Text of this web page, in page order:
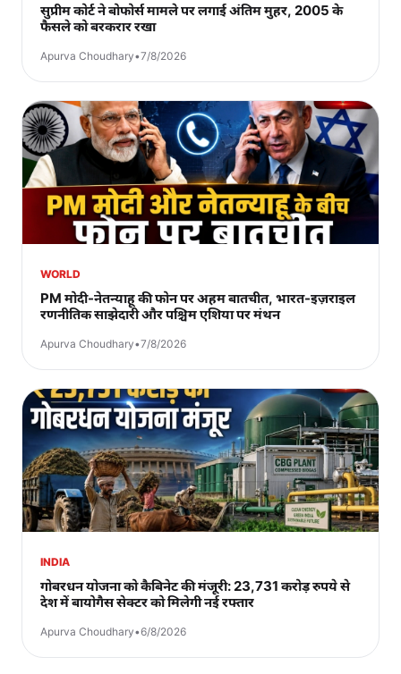
सुप्रीम कोर्ट ने बोफोर्स मामले पर लगाई अंतिम मुहर, 2005 के
फैसले को बरकरार रखा
Apurva Choudhary•7/8/2026
WORLD
PM मोदी-नेतन्याहू की फोन पर अहम बातचीत, भारत-इज़राइल
रणनीतिक साझेदारी और पश्चिम एशिया पर मंथन
Apurva Choudhary•7/8/2026
INDIA
गोबरधन योजना को कैबिनेट की मंजूरी: 23,731 करोड़ रुपये से
देश में बायोगैस सेक्टर को मिलेगी नई रफ्तार
Apurva Choudhary•6/8/2026